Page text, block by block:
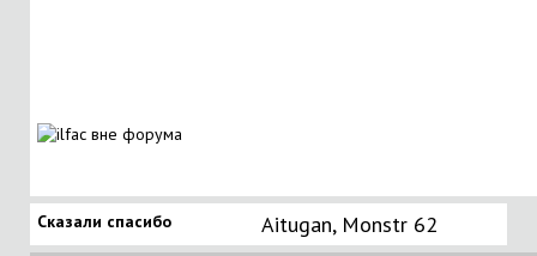
Сказали спасибо Aitugan, Monstr 62